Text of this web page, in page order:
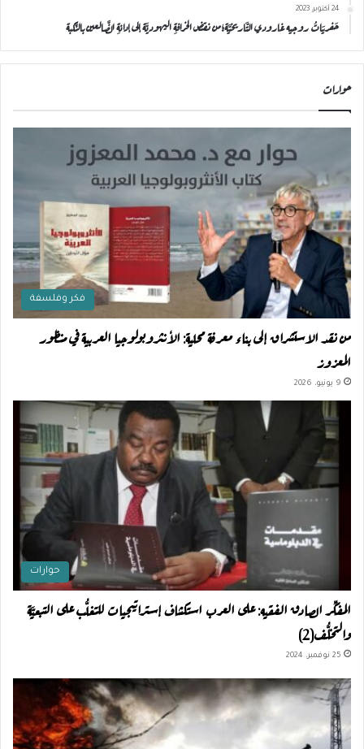
24 أكتوبر، 2023
حَفريَاتُ روجيه غارودي التَّاريخيَّة؛من نقضِ الخرافةِ اليهوديَّة إلى إدانةِ الضَّالعين بالنَّكبة
حوارات
فكر وفلسفة
من نقد الاستشراق إلى بناء معرفة محلية: الأنثروبولوجيا العربية في منظور
المعزوز
9 يونيو، 2026
حوارات
المفكِّر الصادق الفقيه: على العرب استكشاف إستراتيجيات للتغلُّب على التبعيَّة
والتخلُّف(2)
25 نوفمبر، 2024